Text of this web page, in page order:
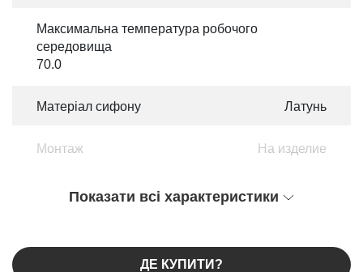
Максимальна температура робочого
середовища
70.0
Матеріал сифону Латунь
Монтаж На изделие
Показати всі характеристики
ДЕ КУПИТИ?